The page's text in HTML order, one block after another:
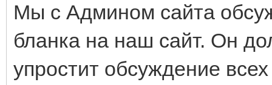
Мы с Админом сайта
бланка на наш сайт. Он
упростит обсуждение